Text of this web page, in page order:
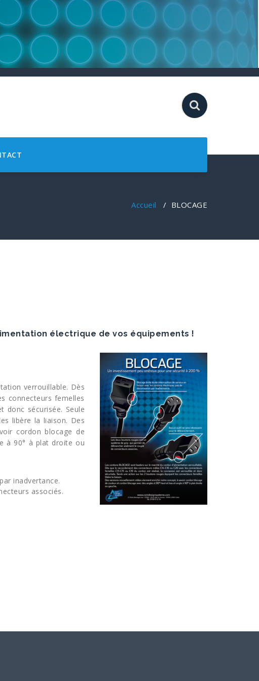
Accueil / BLOCAGE
électrique de vos équipements !
verrouillable. Dès
connecteurs femelles
donc sécurisée. Seule
libère la liaison. Des
cordon blocage de
à 90° à plat droite ou
inadvertance.
associés.